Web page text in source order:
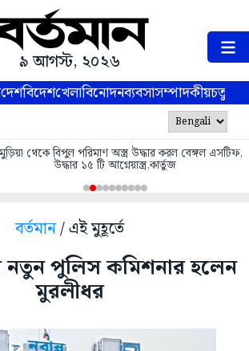
৯ আগস্ট, ২০২৬
দেশবিদেশখেলাবিনোদনব্যবসাসম্পাদকীয়
থেকে বিপুল পরিমাণ অস্ত্র উদ্ধার করল বেঙ্গল এসটিফ,
উদ্ধার ১৫ টি আগ্নেয়াস্ত্র,কার্তুজ
বর্তমান/ এই মুহূর্তে
নতুন পুলিস কমিশনার হলেন
মুরলীধর